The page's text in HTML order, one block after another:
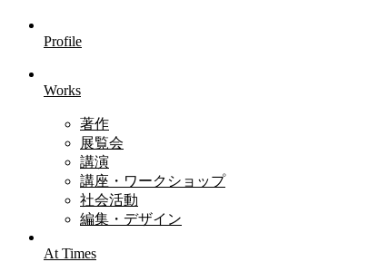
Profile
Works
著作
展覧会
講演
講座・ワークショップ
社会活動
編集・デザイン
At Times